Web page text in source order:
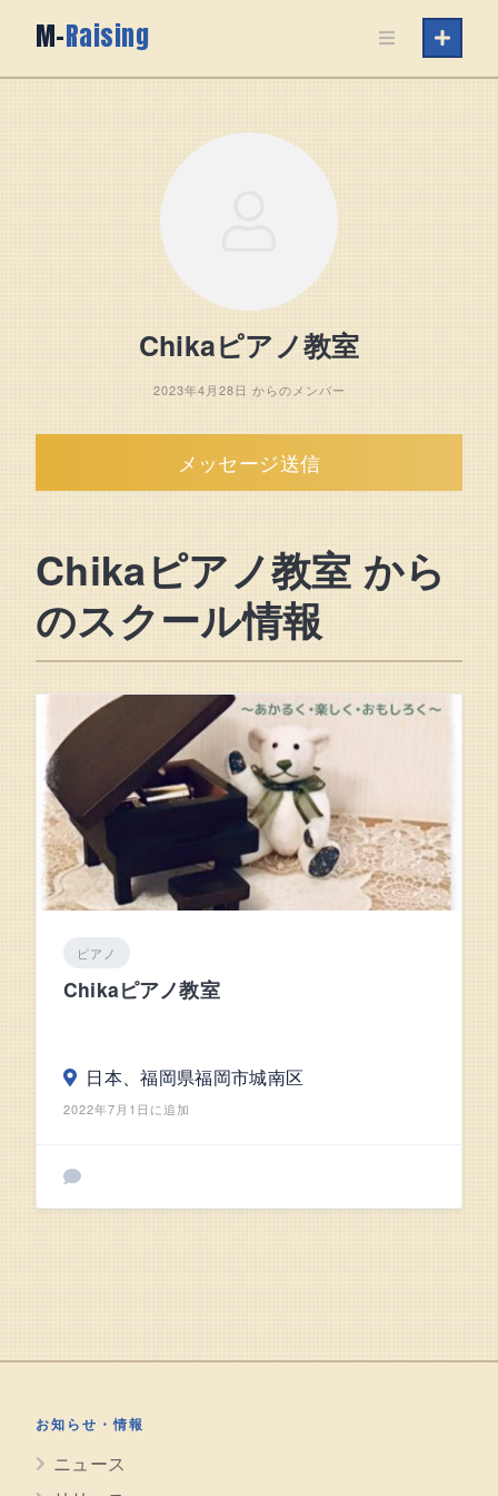
M-Raising
Chikaピアノ教室
2023年4月28日 からのメンバー
メッセージ送信
Chikaピアノ教室 から
のスクール情報
ピアノ
Chikaピアノ教室
日本、福岡県福岡市城南区
2022年7月1日に追加
お知らせ・情報
ニュース